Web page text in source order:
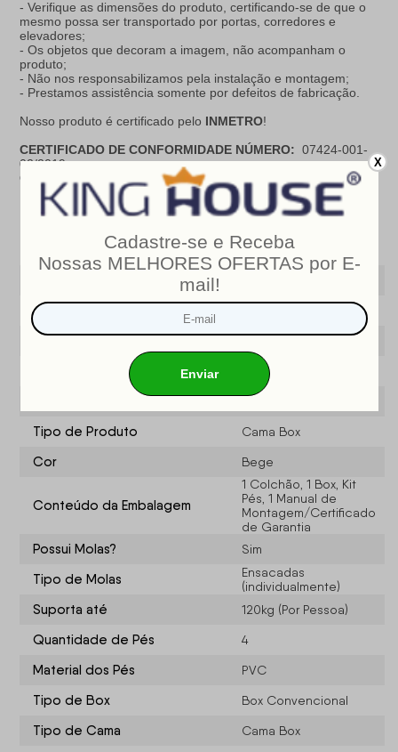
- Verifique as dimensões do produto, certificando-se de que o
mesmo possa ser transportado por portas, corredores e
elevadores;
- Os objetos que decoram a imagem, não acompanham o
produto;
- Não nos responsabilizamos pela instalação e montagem;
- Prestamos assistência somente por defeitos de fabricação.
Nosso produto é certificado pelo INMETRO!
CERTIFICADO DE CONFORMIDADE NÚMERO: 07424-001-
02/2019
OCP : 003
Marca
Largura (cm)
Profundidade (CM)
Tipo de Produto Cama Box
Cor Bege
Conteúdo da Embalagem
1 Colchão, 1 Box, Kit
Pés, 1 Manual de
Montagem/Certificado
de Garantia
Possui Molas? Sim
Tipo de Molas
Ensacadas
(individualmente)
Suporta até 120kg (Por Pessoa)
Quantidade de Pés 4
Material dos Pés PVC
Tipo de Box Box Convencional
Tipo de Cama Cama Box
X